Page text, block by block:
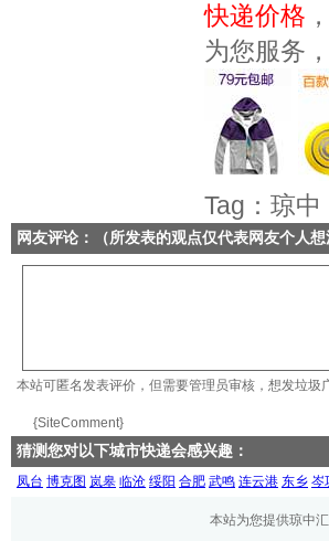
快递价格
为您服务
Tag：琼
网友评论：（所发表的观点仅代表网友个人
本站可匿名发表评价，但需要管理员审核，想发垃圾
{SiteComment}
猜测您对以下城市快递会感兴趣：
凤台 博克图 岚皋 临沧 绥阳 合肥 武鸣 连云港 东乡 岑
本站为您提供琼中